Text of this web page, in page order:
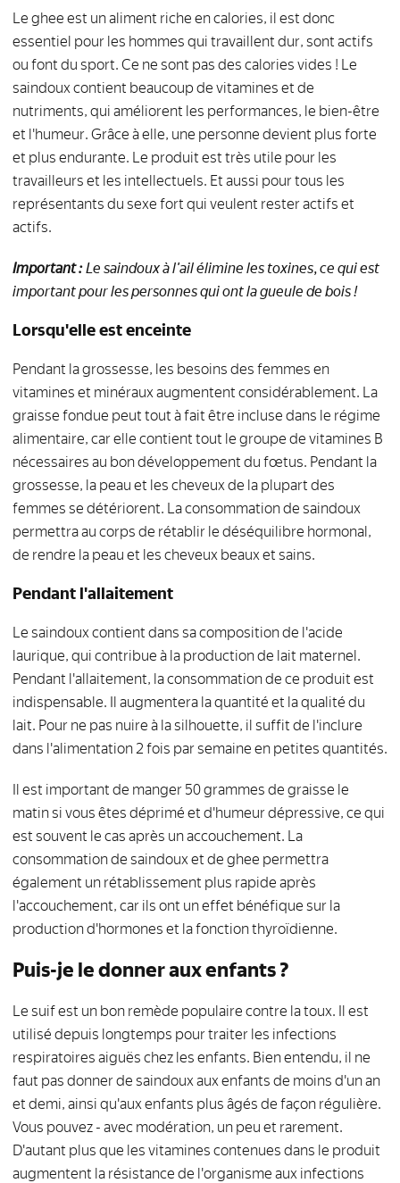
Le ghee est un aliment riche en calories, il est donc
essentiel pour les hommes qui travaillent dur, sont actifs
ou font du sport. Ce ne sont pas des calories vides ! Le
saindoux contient beaucoup de vitamines et de
nutriments, qui améliorent les performances, le bien-être
et l'humeur. Grâce à elle, une personne devient plus forte
et plus endurante. Le produit est très utile pour les
travailleurs et les intellectuels. Et aussi pour tous les
représentants du sexe fort qui veulent rester actifs et
actifs.
Important :Le saindoux à l'ail élimine les toxines, ce qui est
important pour les personnes qui ont la gueule de bois !
Lorsqu'elle est enceinte
Pendant la grossesse, les besoins des femmes en
vitamines et minéraux augmentent considérablement. La
graisse fondue peut tout à fait être incluse dans le régime
alimentaire, car elle contient tout le groupe de vitamines B
nécessaires au bon développement du fœtus. Pendant la
grossesse, la peau et les cheveux de la plupart des
femmes se détériorent. La consommation de saindoux
permettra au corps de rétablir le déséquilibre hormonal,
de rendre la peau et les cheveux beaux et sains.
Pendant l'allaitement
Le saindoux contient dans sa composition de l'acide
laurique, qui contribue à la production de lait maternel.
Pendant l'allaitement, la consommation de ce produit est
indispensable. Il augmentera la quantité et la qualité du
lait. Pour ne pas nuire à la silhouette, il suffit de l'inclure
dans l'alimentation 2 fois par semaine en petites quantités.
Il est important de manger 50 grammes de graisse le
matin si vous êtes déprimé et d'humeur dépressive, ce qui
est souvent le cas après un accouchement. La
consommation de saindoux et de ghee permettra
également un rétablissement plus rapide après
l'accouchement, car ils ont un effet bénéfique sur la
production d'hormones et la fonction thyroïdienne.
Puis-je le donner aux enfants ?
Le suif est un bon remède populaire contre la toux. Il est
utilisé depuis longtemps pour traiter les infections
respiratoires aiguës chez les enfants. Bien entendu, il ne
faut pas donner de saindoux aux enfants de moins d'un an
et demi, ainsi qu'aux enfants plus âgés de façon régulière.
Vous pouvez - avec modération, un peu et rarement.
D'autant plus que les vitamines contenues dans le produit
augmentent la résistance de l'organisme aux infections